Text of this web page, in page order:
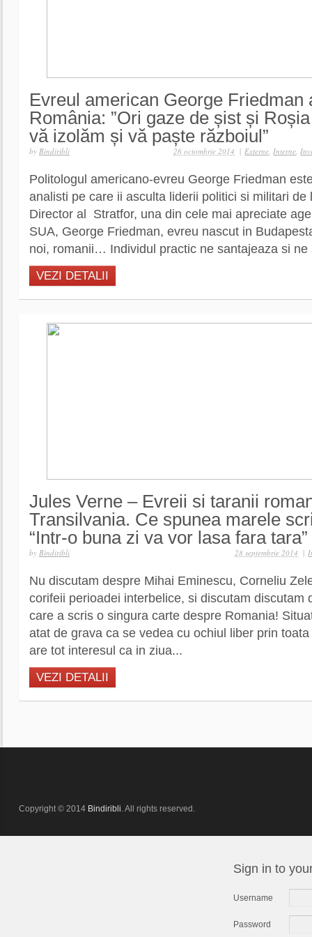
Evreul american George Friedman
România: ”Ori gaze de șist și
vă izolăm și vă paște războiul”
by Bindiribli | Externe,Interne,
26 octombrie 2014
Politologul americano-evreu George Friedman
analisti pe care ii asculta liderii politici si militari de
Director al Stratfor, una din cele mai apreciate
SUA, George Friedman, evreu nascut in
noi, romanii… Individul practic ne santajeaza si ne
VEZI DETALII
Jules Verne – Evreii si taranii
Transilvania. Ce spunea marele
“Intr-o buna zi va vor lasa fara tara”
by Bindiribli |
28 septembrie 2014
Nu discutam despre Mihai Eminescu, Corneliu
corifeii perioadei interbelice, si discutam discutam
care a scris o singura carte despre Romania!
atat de grava ca se vedea cu ochiul liber prin
are tot interesul ca in ziua...
VEZI DETALII
Copyright © 2014 Bindiribli. All rights reserved.
Sign in to
Username
Password